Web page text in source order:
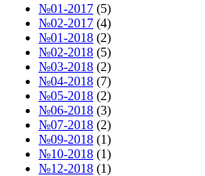
№01-2017 (5)
№02-2017 (4)
№01-2018 (2)
№02-2018 (5)
№03-2018 (2)
№04-2018 (7)
№05-2018 (2)
№06-2018 (3)
№07-2018 (2)
№09-2018 (1)
№10-2018 (1)
№12-2018 (1)